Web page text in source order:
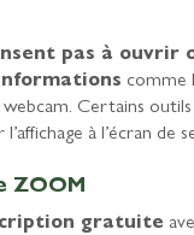
pas à
comme
Certains
à l’écran de
ZOOM
gratuite